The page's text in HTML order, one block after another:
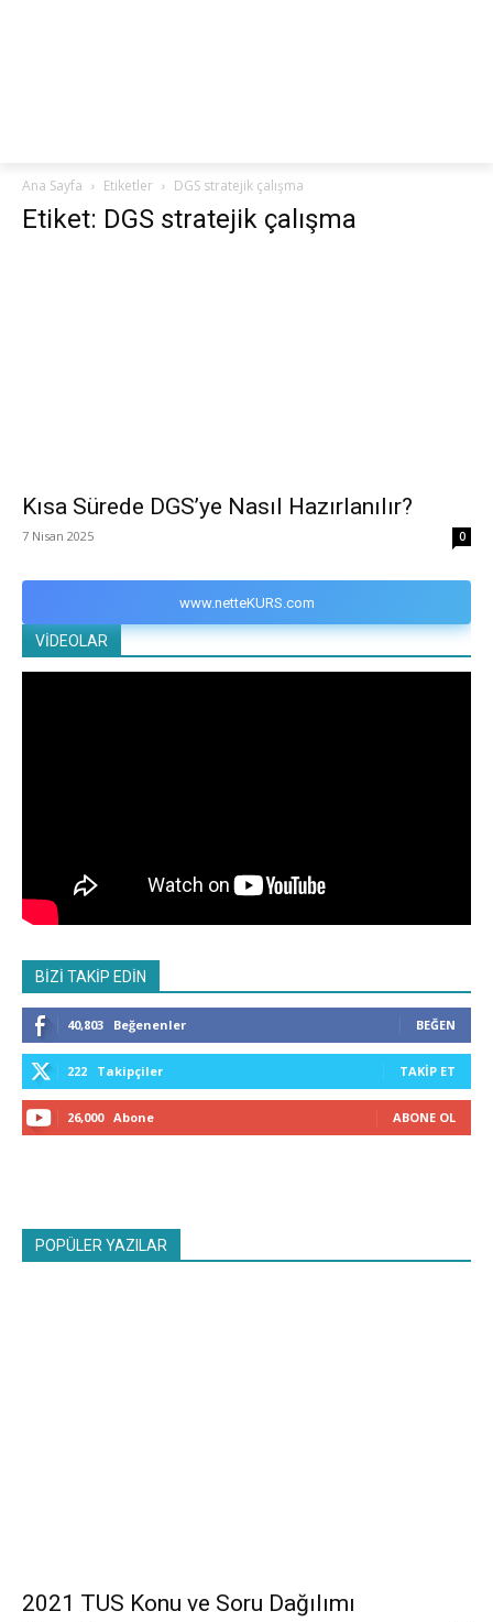
Ana Sayfa Etiketler DGS stratejik çalışma
Etiket: DGS stratejik çalışma
Kısa Sürede DGS’ye Nasıl Hazırlanılır?
7 Nisan 2025 0
www.netteKURS.com
VİDEOLAR
BİZİ TAKİP EDİN
40,803 Beğenenler BEĞEN
222 Takipçiler TAKIP ET
26,000 Abone ABONE OL
POPÜLER YAZILAR
2021 TUS Konu ve Soru Dağılımı